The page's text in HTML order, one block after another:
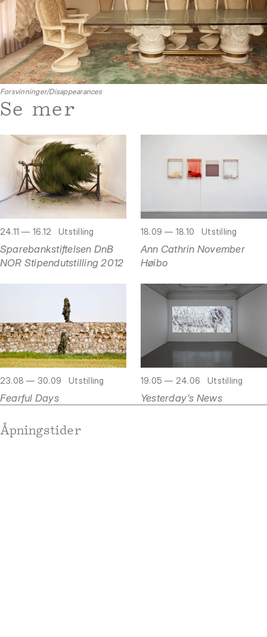
Forsvinninger/Disappearances
Se mer
24.11 — 16.12 Utstilling
Sparebankstiftelsen DnB
NOR Stipendutstilling 2012
18.09 — 18.10 Utstilling
Ann Cathrin November
Høibo
23.08 — 30.09 Utstilling
Fearful Days
19.05 — 24.06 Utstilling
Yesterday’s News
Åpningstider